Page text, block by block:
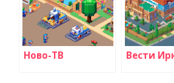
Ново-ТВ Вести